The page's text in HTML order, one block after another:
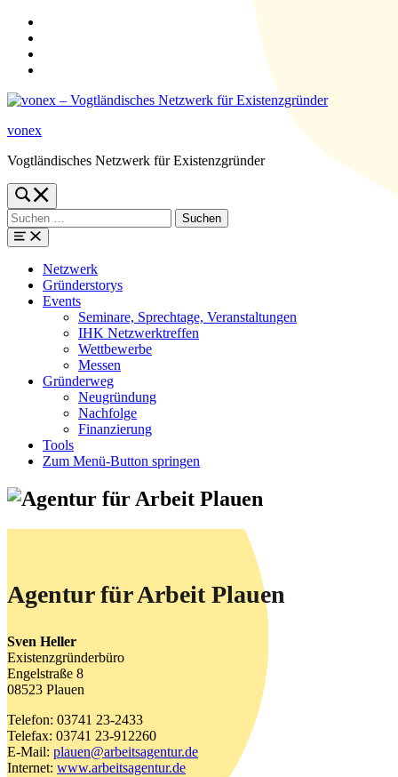
springen
vonex
Vogtländisches Netzwerk für Existenzgründer
search
form
modal
Suchen
nach:
Menü
Netzwerk
Gründerstorys
Events
Seminare, Sprechtage, Veranstaltungen
IHK Netzwerktreffen
Wettbewerbe
Messen
Gründerweg
Neugründung
Nachfolge
Finanzierung
Tools
Zum Menü-Button springen
Agentur für Arbeit Plauen
Sven Heller
Existenzgründerbüro
Engelstraße 8
08523 Plauen
Telefon: 03741 23-2433
Telefax: 03741 23-912260
E-Mail: plauen@arbeitsagentur.de
Internet: www.arbeitsagentur.de